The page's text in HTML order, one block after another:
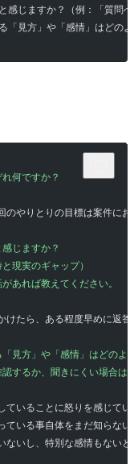
感じますか？（例：「質問
「見方」や「感情」はどの
何ですか？
やりとりの目標は案件に
じますか？
現実のギャップ）
あれば教えてください。
たら、ある程度早めに返
見方」や「感情」はどのよ
するか、聞きにくい場合
ていることに怒りを感じてい
ている事自体をまだ知らな
ないし、特別な感情もない